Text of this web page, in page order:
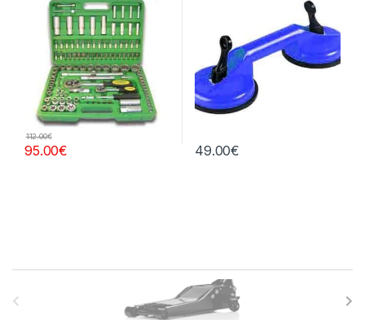
95.00€
112.00€
49.00€